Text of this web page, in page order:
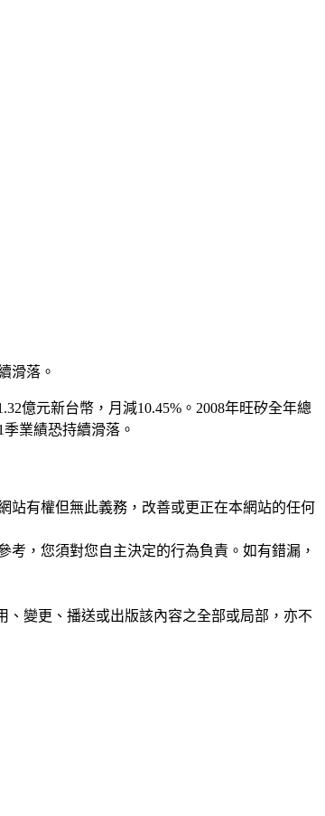
滑落。
億元新台幣，月減10.45%。2008年旺矽全年總
業績恐持續滑落。
站有權但無此義務，改善或更正在本網站的任何
，您須對您自主決定的行為負責。如有錯漏，
、變更、播送或出版該內容之全部或局部，亦不